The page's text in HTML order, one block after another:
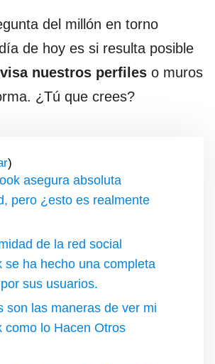
del millón en torno
de hoy es si resulta posible
nuestros perfiles o muros
¿Tú que crees?
)
asegura absoluta
pero ¿esto es realmente
de la red social
se ha hecho una completa
sus usuarios.
son las maneras de ver mi
como lo Hacen Otros